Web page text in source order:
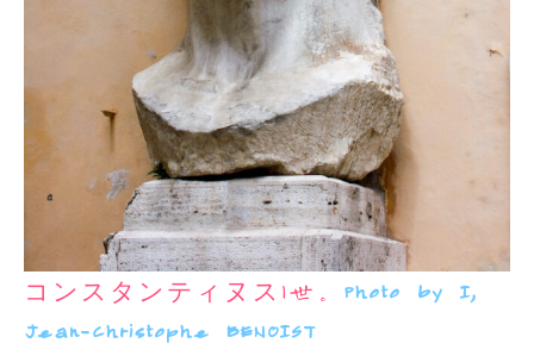
コンスタンティヌス1世。 Photo by I,
Jean-Christophe BENOIST